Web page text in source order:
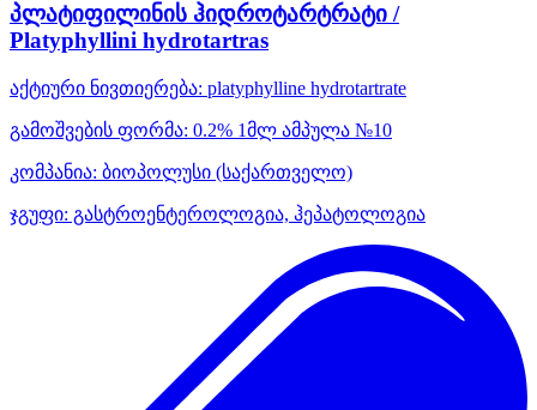
პლატიფილინის ჰიდროტარტრატი /
Platyphyllini hydrotartras
აქტიური ნივთიერება: platyphylline hydrotartrate
გამოშვების ფორმა: 0.2% 1მლ ამპულა №10
კომპანია: ბიოპოლუსი (საქართველო)
ჯგუფი: გასტროენტეროლოგია, ჰეპატოლოგია